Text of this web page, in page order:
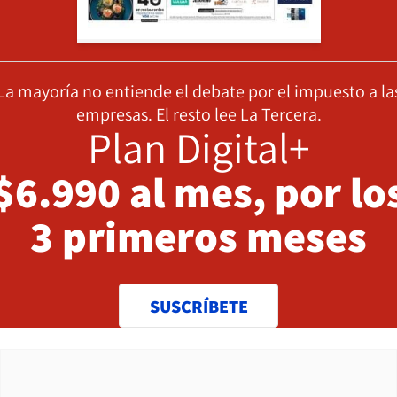
mayoría no entiende el debate por el impuesto a
empresas. El resto lee La Tercera.
Plan Digital+
al mes, por
3 primeros meses
SUSCRÍBETE